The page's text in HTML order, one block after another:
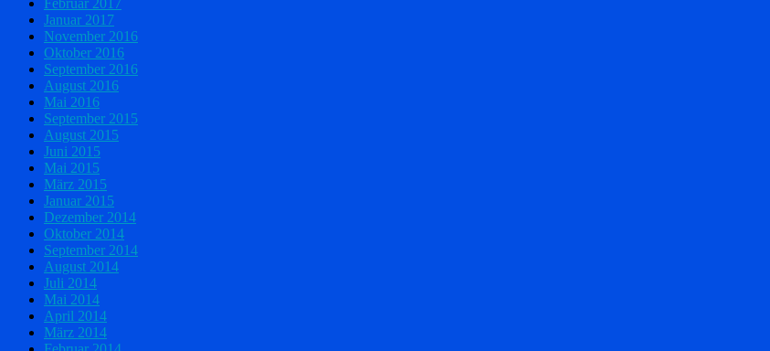
Februar 2017
Januar 2017
November 2016
Oktober 2016
September 2016
August 2016
Mai 2016
September 2015
August 2015
Juni 2015
Mai 2015
März 2015
Januar 2015
Dezember 2014
Oktober 2014
September 2014
August 2014
Juli 2014
Mai 2014
April 2014
März 2014